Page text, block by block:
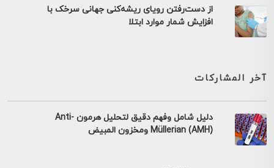
از دست‌رفتن رویای ریشه‌کنی جهانی سرخک با
افزایش شمار موارد ابتلا
آخر المشاركات
دليل شامل وفهم دقيق لتحليل هرمون Anti-
Müllerian (AMH) ومخزون المبيض